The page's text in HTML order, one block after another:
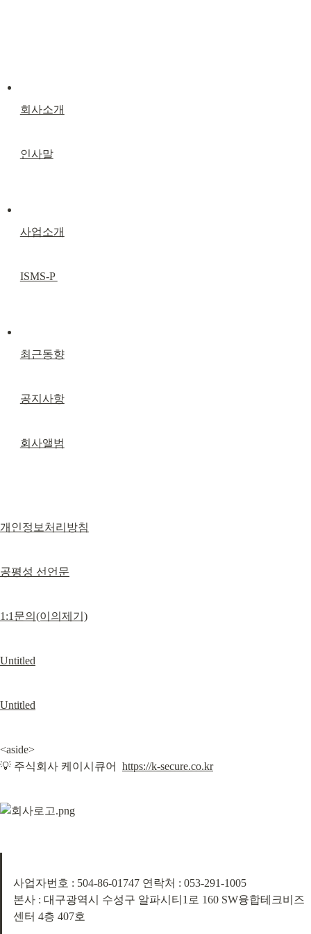
회사소개
인사말
사업소개
ISMS-P
최근동향
공지사항
회사앨범
개인정보처리방침
공평성 선언문
1:1문의(이의제기)
Untitled
Untitled
<aside>
💡 주식회사 케이시큐어 https://k-secure.co.kr
사업자번호 : 504-86-01747 연락처 : 053-291-1005
본사 : 대구광역시 수성구 알파시티1로 160 SW융합테크비즈
센터 4층 407호